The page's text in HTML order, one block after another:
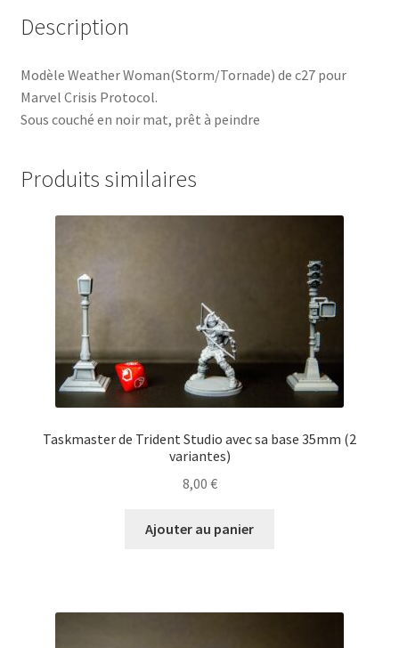
Description
Modèle Weather Woman(Storm/Tornade) de c27 pour
Marvel Crisis Protocol.
Sous couché en noir mat, prêt à peindre
Produits similaires
Taskmaster de Trident Studio avec sa base 35mm (2
variantes)
8,00 €
Ajouter au panier